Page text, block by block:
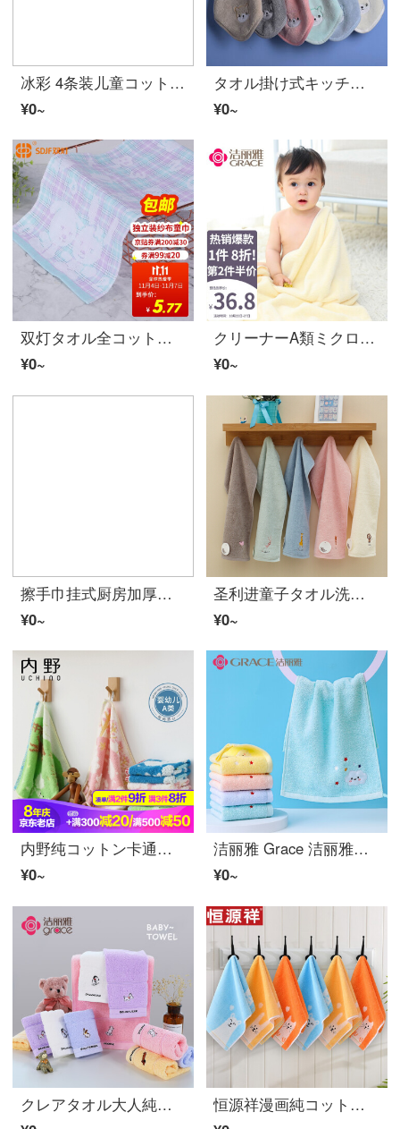
冰彩 4条装儿童コットン小タオル可爱卡通宝宝洗脸手柔软吸水童巾 花色 圆点2色【4条装】 25x50cm
¥0~
タオル掛け式キッチンの厚みと柔らかさ、吸水可爱い子供用手ぬぐいトイレのタオル拭き手タオル可爱い熊拭き手ぬぐい【超吸水柔软】1条セット【試用モデル】
¥0~
双灯タオル全コットンガーゼの子供用タオルタオルタオルタオル拭き可愛いキャラクターデザイン新疆ベルジットの綿柔軟吸水赤ちゃん赤ちゃんタオル童話ストーリー青さ50*25 cm
¥0~
クリーナーA類ミクロン紡績滑り糸ベビーバスタオル男女の赤ちゃん風呂タオル柔軟新生児用品家紡大タオル100 X 120 cm可愛いお米*1条
¥0~
擦手巾挂式厨房加厚柔软吸水可爱儿童擦手巾卫生间擦手小タオル抹布 可爱熊擦手巾【超强吸水柔软】 1条装【试用款】
¥0~
圣利进童子タオル洗颜童巾长方形かわいいアニメ赤ちゃんの柔らかい吸水动物楽园/多色混合可备色25 x 50 cm
¥0~
内野纯コットン卡通儿童方巾可挂式宝宝洗脸タオル柔软吸水童巾全コットン家用 G绿色1条装 25*50cm童巾
¥0~
洁丽雅 Grace 洁丽雅儿童タオル4条装 新疆纯コットンA类洗脸巾柔软吸水婴儿宝宝可爱卡通云朵小面巾家用带挂钩
¥0~
クレアタオル大人純コットン柔らか洗顔タオル吸水乾燥タオル子供タオル赤ちゃん可愛いキャラクター刺繍ベビータオルコース三（ランダム5条入り）
恒源祥漫画純コットン子供タオル子供の顔を洗って、子供用ナプキン6条に水を吸い込んで、快適な森の春6条に詰めます。